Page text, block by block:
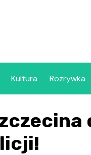
Kultura Rozrywka